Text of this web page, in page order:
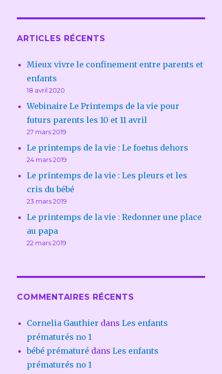
ARTICLES RÉCENTS
Mieux vivre le confinement entre parents et
enfants
18 avril 2020
Webinaire Le Printemps de la vie pour
futurs parents les 10 et 11 avril
27 mars 2019
Le printemps de la vie : Le foetus dehors
24 mars 2019
Le printemps de la vie : Les pleurs et les
cris du bébé
23 mars 2019
Le printemps de la vie : Redonner une place
au papa
22 mars 2019
COMMENTAIRES RÉCENTS
Cornelia Gauthier dansLes enfants
prématurés no 1
bébé prématuré dansLes enfants
prématurés no 1